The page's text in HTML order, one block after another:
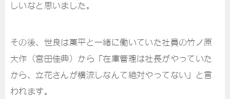
しいなと思いました。
その後、世良は萬平と一緒に働いていた社員の竹ノ原
大作（宮田佳典）から「在庫管理は社長がやっていた
から、立花さんが横流しなんて絶対やってない」と言
われます。